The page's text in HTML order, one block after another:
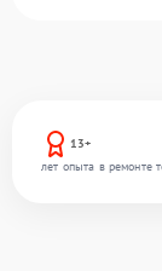
13+
лет опыта в ремонте